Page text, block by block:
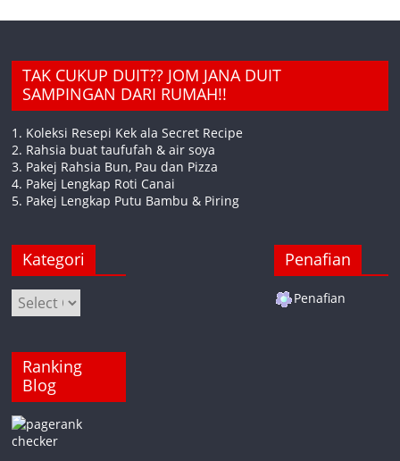
TAK CUKUP DUIT?? JOM JANA DUIT
SAMPINGAN DARI RUMAH!!
1. Koleksi Resepi Kek ala Secret Recipe
2. Rahsia buat taufufah & air soya
3. Pakej Rahsia Bun, Pau dan Pizza
4. Pakej Lengkap Roti Canai
5. Pakej Lengkap Putu Bambu & Piring
Kategori
Kategori
Ranking
Blog
Penafian
Penafian